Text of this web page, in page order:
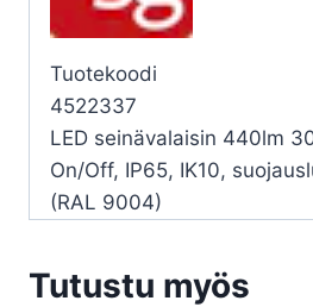
Tuotekoodi
4522337
LED seinävalaisin 440lm
On/Off, IP65, IK10,
(RAL 9004)
Tutustu myös